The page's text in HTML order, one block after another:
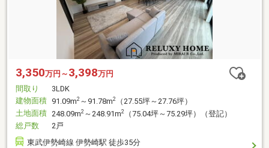
3,350万円～ 3,398万円
間取り
3LDK
建物面積 91.09m2 ～91.78m2
（27.55坪～27.76坪）
土地面積 248.09m2 ～248.91m2
（75.04坪～75.29坪）（登記）
総戸数
2戸
東武伊勢崎線 伊勢崎駅 徒歩35分